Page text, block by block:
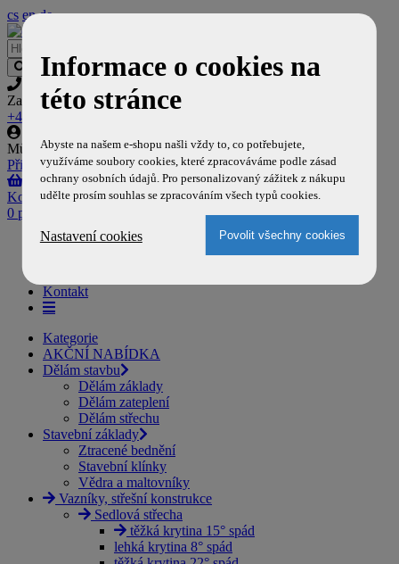
cs en de
Zavolejte nám
+420 777 704 129
Můj účet
Přihlásit,Registrovat
Košík
0 položek
Domů
Kontakt
Kategorie
AKČNÍ NABÍDKA
Dělám stavbu
Dělám základy
Dělám zateplení
Dělám střechu
Stavební základy
Ztracené bednění
Stavební klínky
Vědra a maltovníky
Vazníky, střešní konstrukce
Sedlová střecha
těžká krytina 15° spád
lehká krytina 8° spád
Informace o cookies na
této stránce
Abyste na našem e-shopu našli vždy to, co potřebujete,
využíváme soubory cookies, které zpracováváme podle zásad
ochrany osobních údajů. Pro personalizovaný zážitek z nákupu
udělte prosím souhlas se zpracováním všech typů cookies.
Nastavení cookies